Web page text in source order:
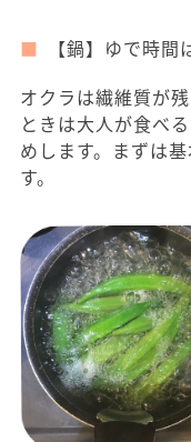
【鍋】ゆで時間
オクラは繊維質が
ときは大人が食べ
めします。まずは
す。